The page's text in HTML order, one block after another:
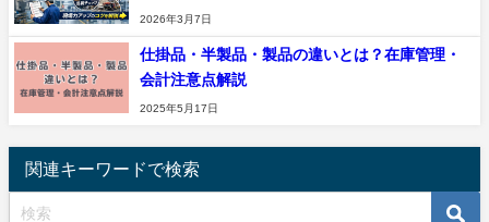
2026年3月7日
仕掛品・半製品・製品の違いとは？在庫管理・
会計注意点解説
2025年5月17日
関連キーワードで検索